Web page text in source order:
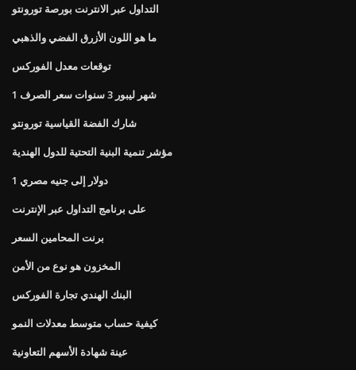
التداول عبر الانترنت بورصة تورونتو
ما هو اللون الأزرق الفضي والذهبي
توقعات معدل الفوركس
1 شهر ليبور 3 سنوات سعر الصرف
شارك الفضة القياسية تورونتو
مؤشر تنمية البنية التحتية للدول الهندية
1 دولار إلى جنيه مصري
على برنامج التداول عبر الإنترنت
برنت المحامين السعر
المخزون هو نوع من الأمن
البنك الهندي تجارة الفوركس
كيفية حساب متوسط ​​معدلات النمو
عينة شهادة الأسهم التعاونية